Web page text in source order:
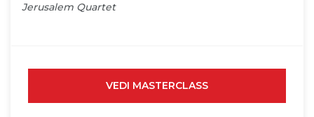
Jerusalem Quartet
VEDI MASTERCLASS